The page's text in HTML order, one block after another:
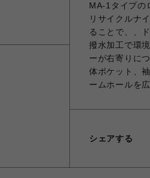
MA-1タイプの
リサイクルナ
ることで、、
撥水加工で環
ーが右寄りに
体ポケット、
ームホールを
シェアする